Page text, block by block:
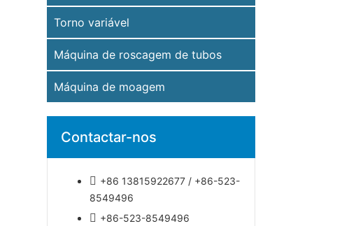
Torno variável
Máquina de roscagem de tubos
Máquina de moagem
Contactar-nos
+86 13815922677 / +86-523-
8549496
+86-523-8549496